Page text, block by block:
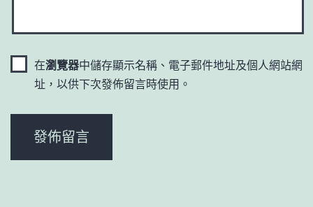
在瀏覽器中儲存顯示名稱、電子郵件地址及個人網站網
址，以供下次發佈留言時使用。